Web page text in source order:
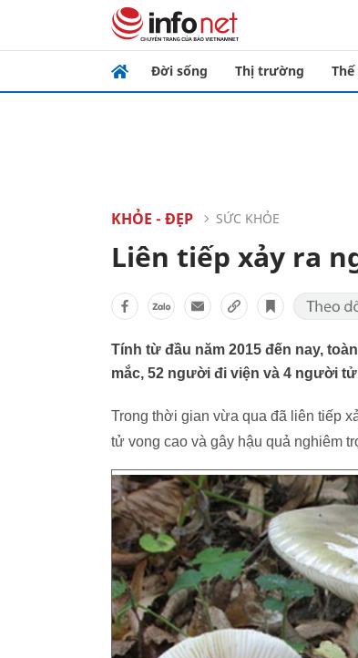
Đời sống Thị trường
KHỎE - ĐẸP SỨC KHỎE
Liên tiếp xảy ra
Tính từ đầu năm 2015 đến nay,
mắc, 52 người đi viện và 4 người
Trong thời gian vừa qua đã liên tiếp
tử vong cao và gây hậu quả nghiêm